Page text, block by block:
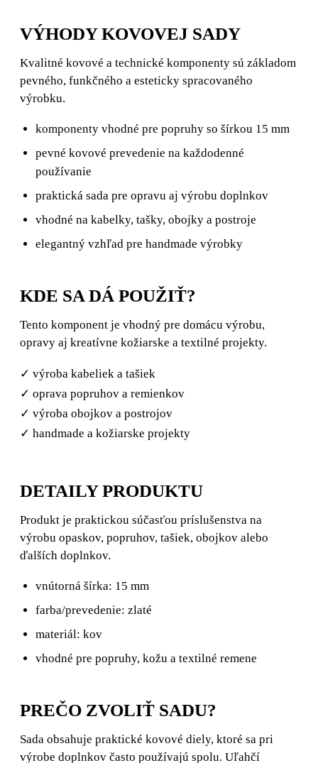
VÝHODY KOVOVEJ SADY
Kvalitné kovové a technické komponenty sú základom
pevného, funkčného a esteticky spracovaného
výrobku.
komponenty vhodné pre popruhy so šírkou 15 mm
pevné kovové prevedenie na každodenné
používanie
praktická sada pre opravu aj výrobu doplnkov
vhodné na kabelky, tašky, obojky a postroje
elegantný vzhľad pre handmade výrobky
KDE SA DÁ POUŽIŤ?
Tento komponent je vhodný pre domácu výrobu,
opravy aj kreatívne kožiarske a textilné projekty.
✓ výroba kabeliek a tašiek
✓ oprava popruhov a remienkov
✓ výroba obojkov a postrojov
✓ handmade a kožiarske projekty
DETAILY PRODUKTU
Produkt je praktickou súčasťou príslušenstva na
výrobu opaskov, popruhov, tašiek, obojkov alebo
ďalších doplnkov.
vnútorná šírka: 15 mm
farba/prevedenie: zlaté
materiál: kov
vhodné pre popruhy, kožu a textilné remene
PREČO ZVOLIŤ SADU?
Sada obsahuje praktické kovové diely, ktoré sa pri
výrobe doplnkov často používajú spolu. Uľahčí